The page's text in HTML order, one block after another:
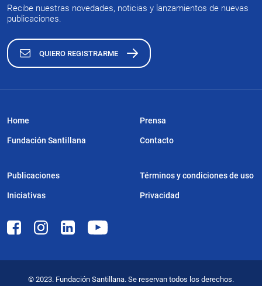
Recibe nuestras novedades, noticias y lanzamientos de nuevas
publicaciones.
QUIERO REGISTRARME
Home
Fundación Santillana
Publicaciones
Iniciativas
Prensa
Contacto
Términos y condiciones de uso
Privacidad
© 2023. Fundación Santillana. Se reservan todos los derechos.